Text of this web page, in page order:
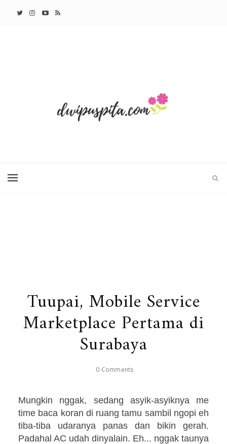
Tuupai, Mobile Service
Marketplace Pertama di
Surabaya
0 Comments
Mungkin nggak, sedang asyik-asyiknya me
time baca koran di ruang tamu sambil ngopi eh
tiba-tiba udaranya panas dan bikin gerah.
Padahal AC udah dinyalain. Eh... nggak taunya